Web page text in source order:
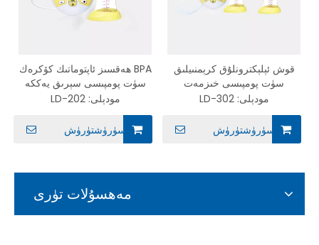
قوش ئېلېكترونلۇق كرېمنىيلىق
سۈت پومپىسى خىزمەت
ئېلېكترونلۇق سۈت پومپىسى
مودېلى:LD-302
سۈرۈشتۈرۈش
BPA ھەقسىز ئاپتوماتىك كۆكرەك
سۈت پومپىسى سېرىق يەككە
ئېلېكترونلۇق سۈت پومپىسى
مودېلى:LD-202
سۈرۈشتۈرۈش
مەھسۇلات تۈرى